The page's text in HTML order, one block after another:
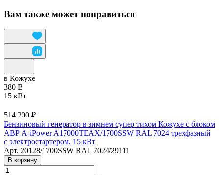
Вам также может понравиться
в Кожухе
380 В
15 кВт
514 200 ₽
Бензиновый генератор в зимнем супер тихом Кожухе с блоком
АВР A-iPower A17000TEAX/1700SSW RAL 7024 трехфазный
с электростартером, 15 кВт
Арт. 20128/1700SSW RAL 7024/29111
В корзину